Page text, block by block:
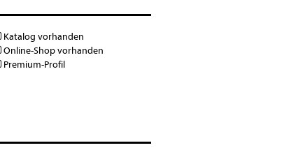
Katalog vorhanden
Online-Shop vorhanden
Premium-Profil